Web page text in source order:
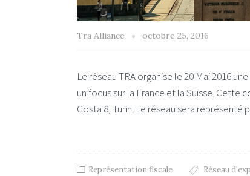
Tra Alliance octobre 25, 2016
Le réseau TRA organise le 20 Mai 2016
un focus sur la France et la Suisse. Cette
Costa 8, Turin. Le réseau sera
Représentation fiscale Réseau